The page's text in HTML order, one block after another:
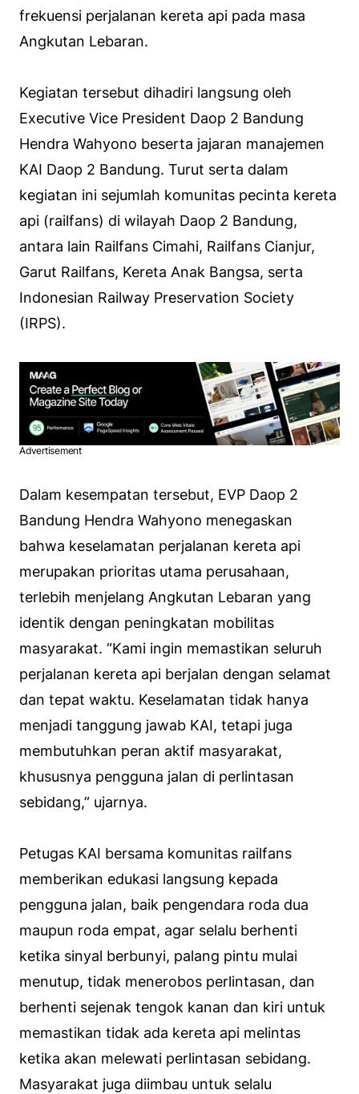
frekuensi perjalanan kereta api pada masa
Angkutan Lebaran.
Kegiatan tersebut dihadiri langsung oleh
Executive Vice President Daop 2 Bandung
Hendra Wahyono beserta jajaran manajemen
KAI Daop 2 Bandung. Turut serta dalam
kegiatan ini sejumlah komunitas pecinta kereta
api (railfans) di wilayah Daop 2 Bandung,
antara lain Railfans Cimahi, Railfans Cianjur,
Garut Railfans, Kereta Anak Bangsa, serta
Indonesian Railway Preservation Society
(IRPS).
Advertisement
Dalam kesempatan tersebut, EVP Daop 2
Bandung Hendra Wahyono menegaskan
bahwa keselamatan perjalanan kereta api
merupakan prioritas utama perusahaan,
terlebih menjelang Angkutan Lebaran yang
identik dengan peningkatan mobilitas
masyarakat. “Kami ingin memastikan seluruh
perjalanan kereta api berjalan dengan selamat
dan tepat waktu. Keselamatan tidak hanya
menjadi tanggung jawab KAI, tetapi juga
membutuhkan peran aktif masyarakat,
khususnya pengguna jalan di perlintasan
sebidang,” ujarnya.
Petugas KAI bersama komunitas railfans
memberikan edukasi langsung kepada
pengguna jalan, baik pengendara roda dua
maupun roda empat, agar selalu berhenti
ketika sinyal berbunyi, palang pintu mulai
menutup, tidak menerobos perlintasan, dan
berhenti sejenak tengok kanan dan kiri untuk
memastikan tidak ada kereta api melintas
ketika akan melewati perlintasan sebidang.
Masyarakat juga diimbau untuk selalu